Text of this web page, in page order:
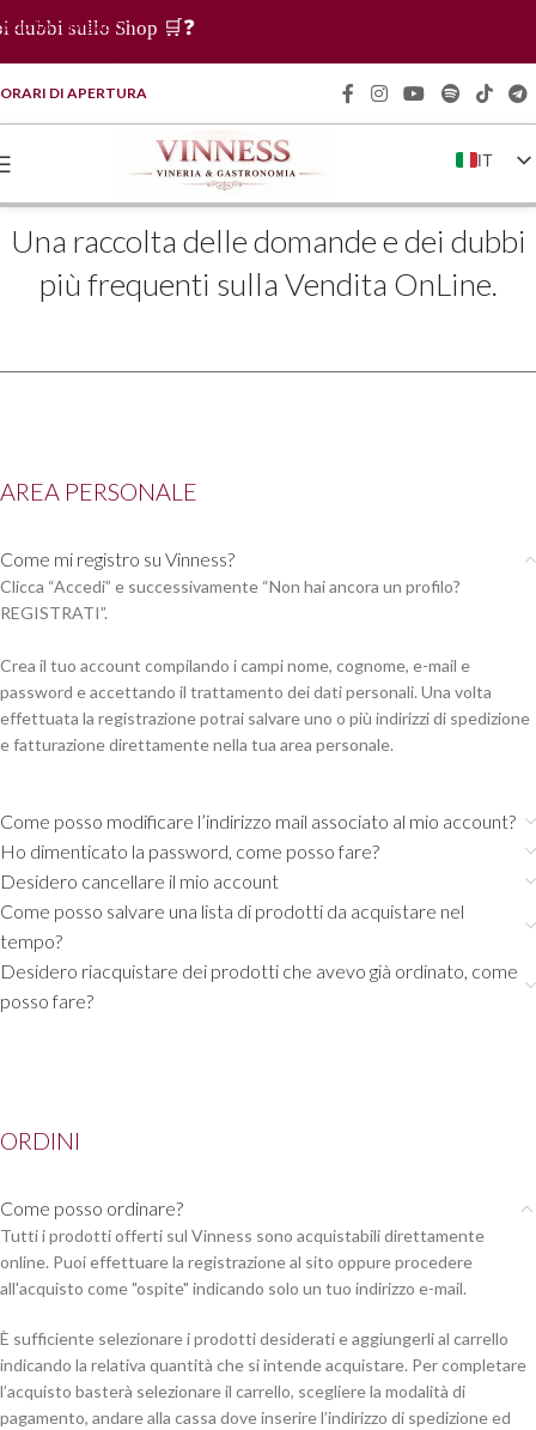
sullo Shop 🛒❓
Skip to navigation
ORARI DI APERTURA
IT
EN
FR
DE
Una raccolta delle domande e dei dubbi
più frequenti sulla Vendita OnLine.
AREA PERSONALE
Come mi registro su Vinness?
Clicca “Accedi” e successivamente “Non hai ancora un profilo?
REGISTRATI”.
Crea il tuo account compilando i campi nome, cognome, e-mail e
password e accettando il trattamento dei dati personali. Una volta
effettuata la registrazione potrai salvare uno o più indirizzi di spedizione
e fatturazione direttamente nella tua area personale.
Come posso modificare l’indirizzo mail associato al mio account?
Ho dimenticato la password, come posso fare?
Desidero cancellare il mio account
Come posso salvare una lista di prodotti da acquistare nel
tempo?
Desidero riacquistare dei prodotti che avevo già ordinato, come
posso fare?
ORDINI
Come posso ordinare?
Tutti i prodotti offerti sul Vinness sono acquistabili direttamente
online. Puoi effettuare la registrazione al sito oppure procedere
all'acquisto come "ospite" indicando solo un tuo indirizzo e-mail.
È sufficiente selezionare i prodotti desiderati e aggiungerli al carrello
indicando la relativa quantità che si intende acquistare. Per completare
l’acquisto basterà selezionare il carrello, scegliere la modalità di
pagamento, andare alla cassa dove inserire l’indirizzo di spedizione ed